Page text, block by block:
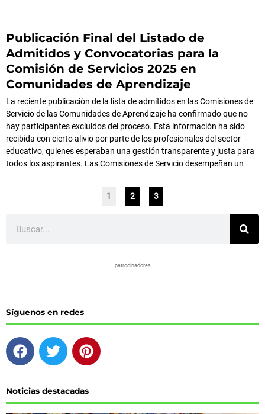
Publicación Final del Listado de
Admitidos y Convocatorias para la
Comisión de Servicios 2025 en
Comunidades de Aprendizaje
La reciente publicación de la lista de admitidos en las Comisiones de
Servicio de las Comunidades de Aprendizaje ha confirmado que no
hay participantes excluidos del proceso. Esta información ha sido
recibida con cierto alivio por parte de los profesionales del sector
educativo, quienes esperaban una gestión transparente y justa para
todos los aspirantes. Las Comisiones de Servicio desempeñan un
1 2 3
– patrocinadores –
Síguenos en redes
F
a
e
b
T
w
t
t
P
i
t
e
Noticias destacadas